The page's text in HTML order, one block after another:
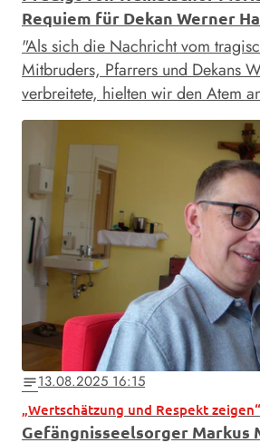
Requiem für Dekan Werner
"Als sich die Nachricht vom
Mitbruders, Pfarrers und Dekans
verbreitete, hielten wir den Atem
notes13.08.2025 16:15
„Wertschätzung und Respekt zeigen“
Gefängnisseelsorger Markus